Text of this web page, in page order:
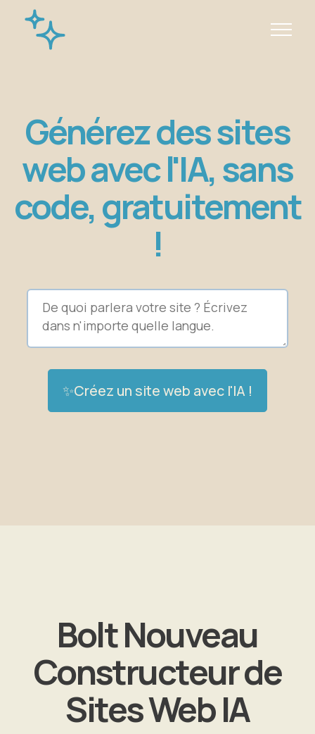
Générez des sites
web avec l'IA, sans
code, gratuitement
!
✨Créez un site web avec l'IA !
Bolt Nouveau
Constructeur de
Sites Web IA